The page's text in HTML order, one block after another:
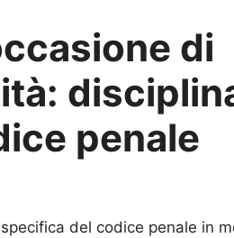
di
penale
del codice penale in